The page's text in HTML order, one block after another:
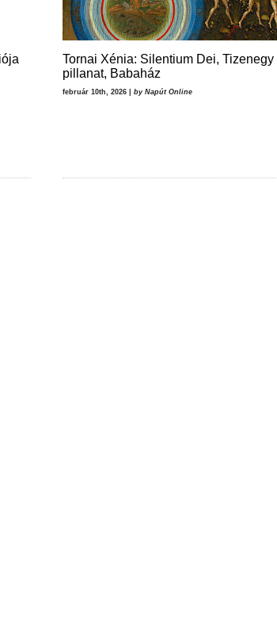
Tornai Xénia: Silentium Dei, Tizenegy
pillanat, Babaház
február 10th, 2026 | by Napút Online